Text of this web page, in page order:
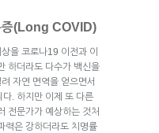
증(Long COVID)
을 코로나19 이전과 이
하더라도 다수가 백신을
자연 면역을 얻으면서
. 하지만 이제 또 다른
전문가가 예상하는 것처
력은 강하더라도 치명률